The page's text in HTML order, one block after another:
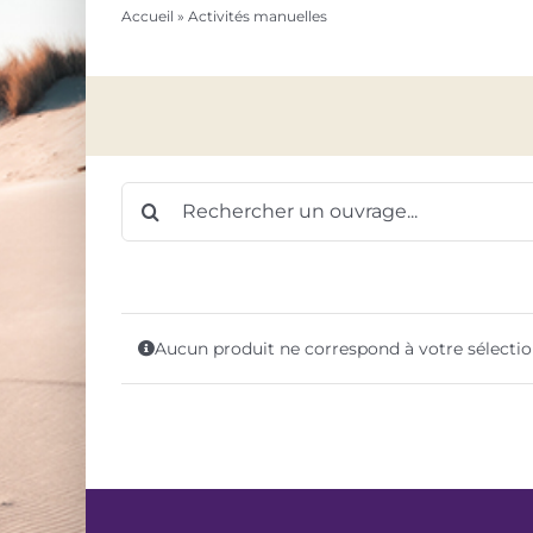
Accueil » Activités manuelles
Aucun produit ne correspond à votre